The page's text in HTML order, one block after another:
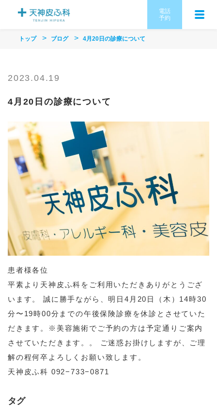
電話
予約
トップ ブログ 4月20日の診療について
2023.04.19
4月20日の診療について
患者様各位
平素より天神皮ふ科をご利用いただきありがとうござ
います。 誠に勝手ながら、明日4月20日（木）14時30
分〜19時00分までの午後保険診療を休診とさせていた
だきます。※美容施術でご予約の方は予定通りご案内
させていただきます。。 ご迷惑お掛けしますが、ご理
解の程何卒よろしくお願い致します。
天神皮ふ科 092−733−0871
タグ